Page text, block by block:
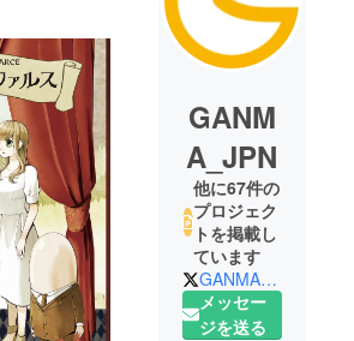
GANM
A_JPN
他に67件の
プロジェク
トを掲載し
ています
GANMA_JPN
メッセー
ジを送る